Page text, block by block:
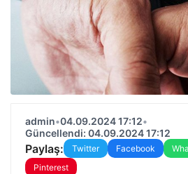
admin•04.09.2024 17:12•
Güncellendi: 04.09.2024 17:12
Paylaş: Twitter Facebook
Pinterest